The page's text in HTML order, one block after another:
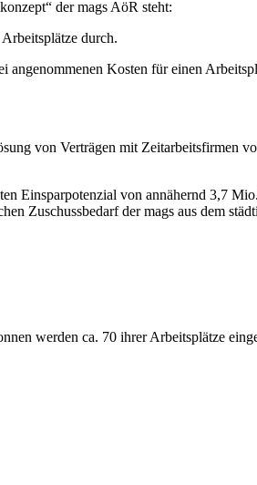
der mags AöR steht:
durch.
Kosten für einen
von Verträgen mit Zeitarbeitsfirmen
Einsparpotenzial von annähernd 3,7
Zuschussbedarf der mags aus dem
werden ca. 70 ihrer Arbeitsplätze